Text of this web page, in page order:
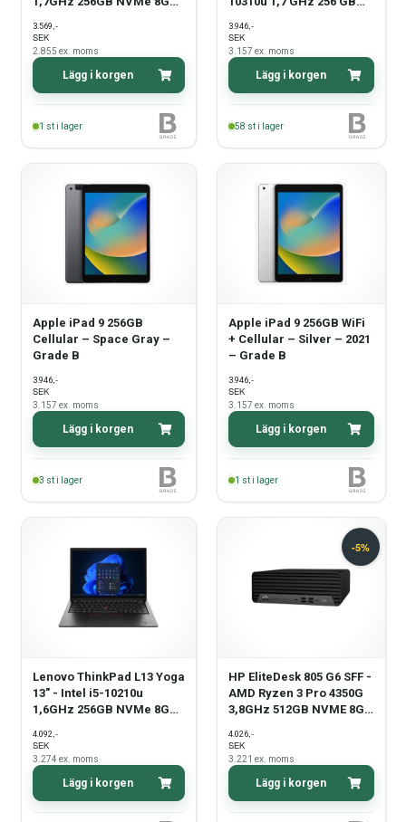
Grade B
3.569,-
SEK
2.855 ex. moms
Lägg i korgen
1 st i lager
Grade B
3.946,-
SEK
3.157 ex. moms
Lägg i korgen
58 st i lager
Apple iPad 9 256GB
Cellular – Space Gray –
Grade B
3.946,-
SEK
3.157 ex. moms
Lägg i korgen
3 st i lager
Apple iPad 9 256GB WiFi
+ Cellular – Silver – 2021
– Grade B
3.946,-
SEK
3.157 ex. moms
Lägg i korgen
1 st i lager
Lenovo ThinkPad L13 Yoga
13" - Intel i5-10210u
1,6GHz 256GB NVMe 8GB
4.092,-
SEK
3.274 ex. moms
Lägg i korgen
HP EliteDesk 805 G6 SFF -
AMD Ryzen 3 Pro 4350G
3,8GHz 512GB NVME 8GB
4.026,-
SEK
3.221 ex. moms
Lägg i korgen